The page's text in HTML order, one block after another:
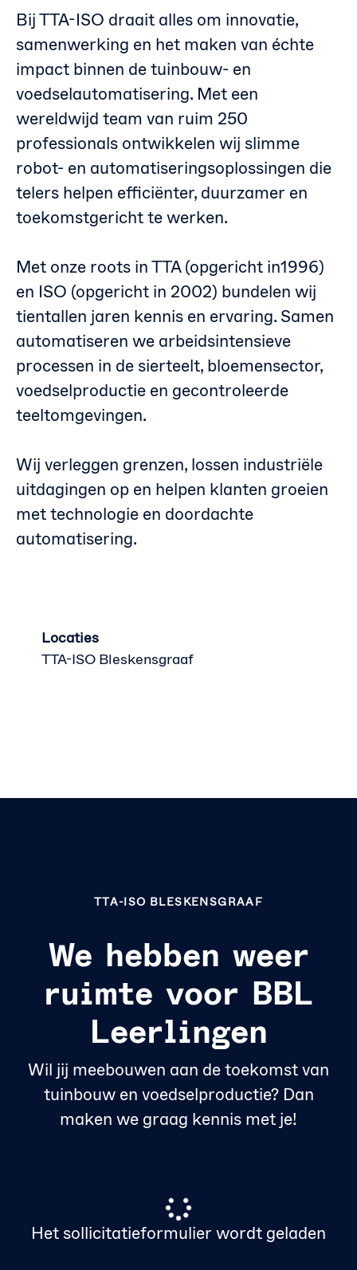
Bij TTA-ISO draait alles om innovatie,
samenwerking en het maken van échte
impact binnen de tuinbouw- en
voedselautomatisering. Met een
wereldwijd team van ruim 250
professionals ontwikkelen wij slimme
robot- en automatiseringsoplossingen die
telers helpen efficiënter, duurzamer en
toekomstgericht te werken.
Met onze roots in TTA (opgericht in1996)
en ISO (opgericht in 2002) bundelen wij
tientallen jaren kennis en ervaring. Samen
automatiseren we arbeidsintensieve
processen in de sierteelt, bloemensector,
voedselproductie en gecontroleerde
teeltomgevingen.
Wij verleggen grenzen, lossen industriële
uitdagingen op en helpen klanten groeien
met technologie en doordachte
automatisering.
Locaties
TTA-ISO Bleskensgraaf
TTA-ISO BLESKENSGRAAF
We hebben weer
ruimte voor BBL
Leerlingen
Wil jij meebouwen aan de toekomst van
tuinbouw en voedselproductie? Dan
maken we graag kennis met je!
Het sollicitatieformulier wordt geladen